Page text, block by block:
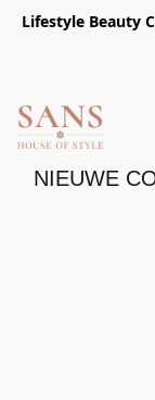
Lifestyle Beauty
NIEUWE